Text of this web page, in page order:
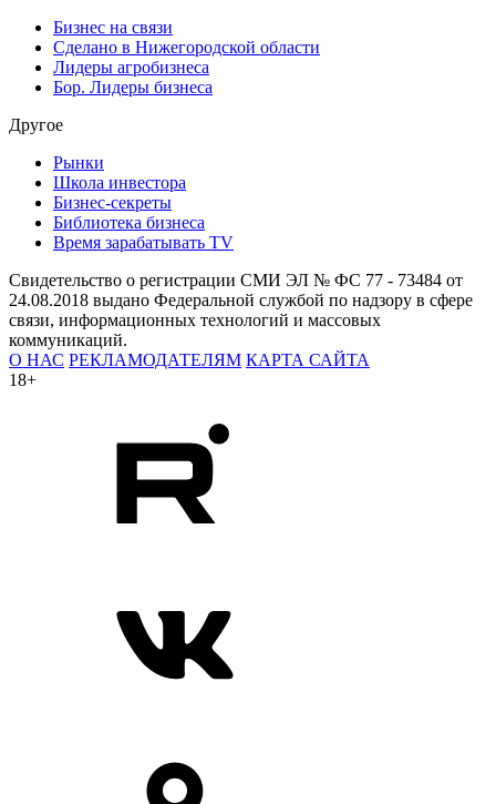
Бизнес на связи
Сделано в Нижегородской области
Лидеры агробизнеса
Бор. Лидеры бизнеса
Другое
Рынки
Школа инвестора
Бизнес-секреты
Библиотека бизнеса
Время зарабатывать TV
Свидетельство о регистрации СМИ ЭЛ № ФС 77 - 73484 от
24.08.2018 выдано Федеральной службой по надзору в сфере
связи, информационных технологий и массовых
коммуникаций.
О НАС РЕКЛАМОДАТЕЛЯМ КАРТА САЙТА
18+